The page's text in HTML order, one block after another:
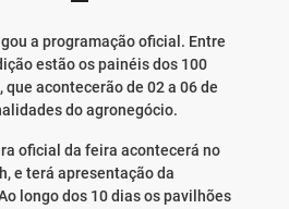
a programação oficial. Entre
estão os painéis dos 100
que acontecerão de 02 a 06 de
do agronegócio.
oficial da feira acontecerá no
e terá apresentação da
longo dos 10 dias os pavilhões